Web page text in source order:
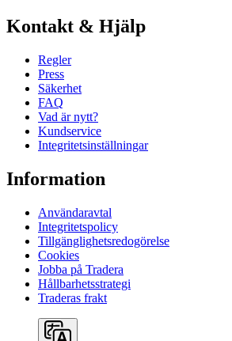
Kontakt & Hjälp
Regler
Press
Säkerhet
FAQ
Vad är nytt?
Kundservice
Integritetsinställningar
Information
Användaravtal
Integritetspolicy
Tillgänglighetsredogörelse
Cookies
Jobba på Tradera
Hållbarhetsstrategi
Traderas frakt